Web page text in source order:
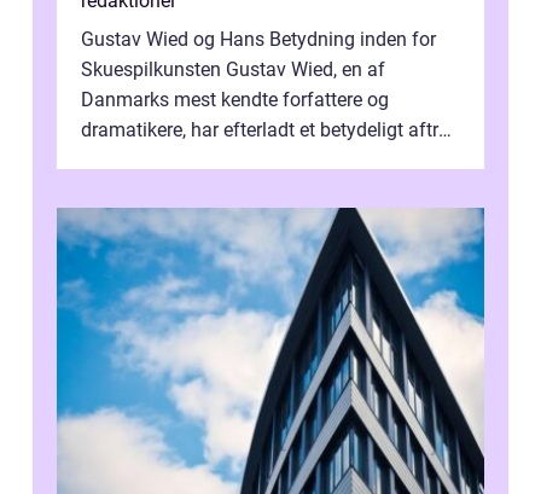
Gustav Wied og Hans Betydning inden for
Skuespilkunsten Gustav Wied, en af
Danmarks mest kendte forfattere og
dramatikere, har efterladt et betydeligt aftryk